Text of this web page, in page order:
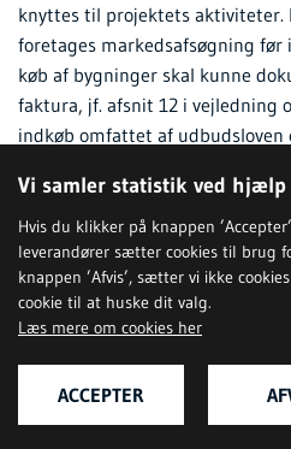
Vi samler statistik ved hjælp
Hvis du klikker på knappen
leverandører sætter cookies til brug
knappen ’Afvis’, sætter vi ikke
cookie til at huske dit valg.
Læs mere om cookies her
ACCEPTER
knyttes til projektets
foretages markedsafsøgning
køb af bygninger skal kunne
faktura, jf. afsnit 12 i vejledning
indkøb omfattet af udbudsloven
Udgifterne skal være ekskl. moms.
I forbindelse med ansøgningen
kontoen:
Beregningsforudsætningerne for
Konto 3620: Køb af